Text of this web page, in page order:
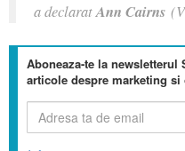
a declaratAnn Cairns
Aboneaza-te la newsletterul
articole despre marketing si